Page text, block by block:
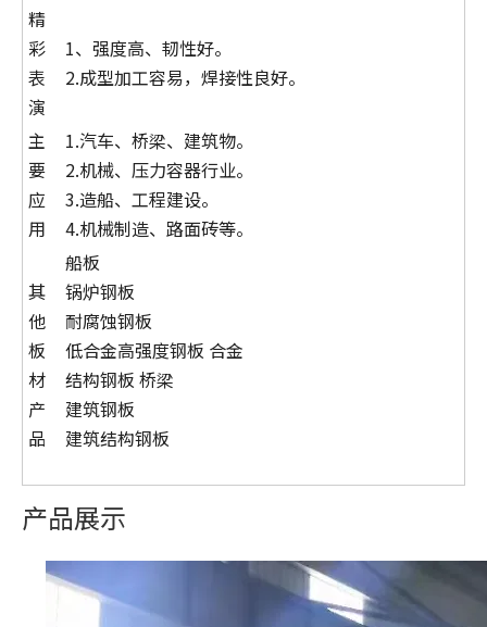
精
彩
表
演
1、强度高、韧性好。
2.成型加工容易，焊接性良好。
主
要
应
用
1.汽车、桥梁、建筑物。
2.机械、压力容器行业。
3.造船、工程建设。
4.机械制造、路面砖等。
其
他
板
材
产
品
船板
锅炉钢板
耐腐蚀钢板
低合金高强度钢板 合金
结构钢板 桥梁
建筑钢板
建筑结构钢板
产品展示